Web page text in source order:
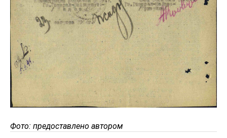
Фото: предоставлено автором